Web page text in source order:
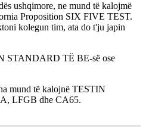
ushqimore, ne mund të kalojmë
Proposition SIX FIVE TEST.
kolegun tim, ata do t'ju japin
STANDARD TË BE-së ose
mund të kalojnë TESTIN
LFGB dhe CA65.